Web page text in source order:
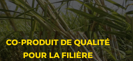
CO-PRODUIT DE QUALITÉ
POUR LA FILIÈRE